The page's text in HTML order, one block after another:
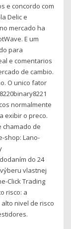
e concordo com
Delic e
mercado ha
E um
para
e comentarios
de cambio.
O unico fator
normalmente
exibir o preco.
chamado de
shop: Lano-
do 24
vlastnej
Click Trading
risco: a
nivel de risco